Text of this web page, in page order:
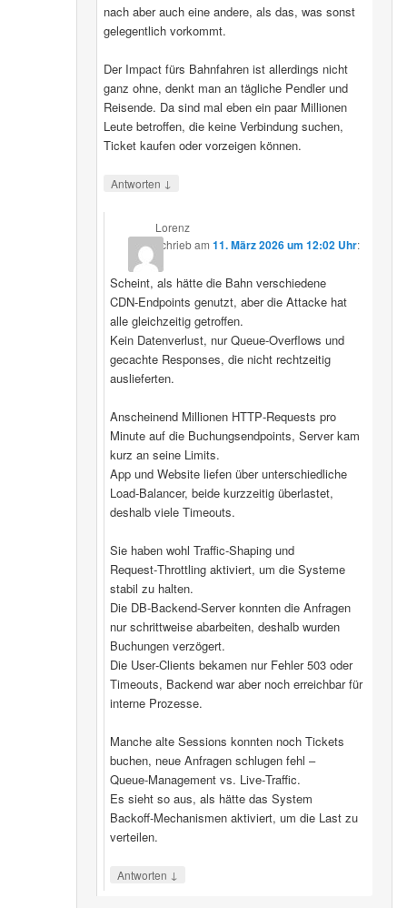
nach aber auch eine andere, als das, was sonst
gelegentlich vorkommt.
Der Impact fürs Bahnfahren ist allerdings nicht
ganz ohne, denkt man an tägliche Pendler und
Reisende. Da sind mal eben ein paar Millionen
Leute betroffen, die keine Verbindung suchen,
Ticket kaufen oder vorzeigen können.
Antworten ↓
Lorenz
schriebam11. März 2026 um 12:02 Uhr:
Scheint, als hätte die Bahn verschiedene
CDN‑Endpoints genutzt, aber die Attacke hat
alle gleichzeitig getroffen.
Kein Datenverlust, nur Queue‑Overflows und
gecachte Responses, die nicht rechtzeitig
auslieferten.
Anscheinend Millionen HTTP‑Requests pro
Minute auf die Buchungsendpoints, Server kam
kurz an seine Limits.
App und Website liefen über unterschiedliche
Load‑Balancer, beide kurzzeitig überlastet,
deshalb viele Timeouts.
Sie haben wohl Traffic‑Shaping und
Request‑Throttling aktiviert, um die Systeme
stabil zu halten.
Die DB‑Backend-Server konnten die Anfragen
nur schrittweise abarbeiten, deshalb wurden
Buchungen verzögert.
Die User‑Clients bekamen nur Fehler 503 oder
Timeouts, Backend war aber noch erreichbar für
interne Prozesse.
Manche alte Sessions konnten noch Tickets
buchen, neue Anfragen schlugen fehl –
Queue‑Management vs. Live‑Traffic.
Es sieht so aus, als hätte das System
Backoff‑Mechanismen aktiviert, um die Last zu
verteilen.
Antworten ↓